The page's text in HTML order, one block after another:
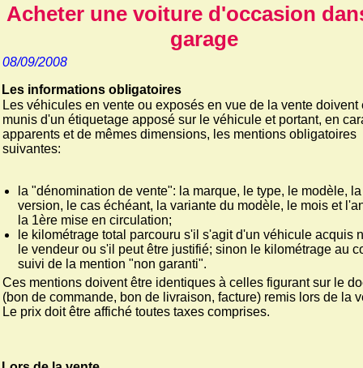
Acheter une voiture d'occasion
garage
08/09/2008
Les informations obligatoires
Les véhicules en vente ou exposés en vue de la vente doivent
munis d'un étiquetage apposé sur le véhicule et portant, en
apparents et de mêmes dimensions, les mentions obligatoires
suivantes:
la "dénomination de vente": la marque, le type, le modèle, la
version, le cas échéant, la variante du modèle, le mois et
la 1ère mise en circulation;
le kilométrage total parcouru s'il s'agit d'un véhicule acquis
le vendeur ou s'il peut être justifié; sinon le kilométrage au
suivi de la mention "non garanti".
Ces mentions doivent être identiques à celles figurant sur le
(bon de commande, bon de livraison, facture) remis lors de la
Le prix doit être affiché toutes taxes comprises.